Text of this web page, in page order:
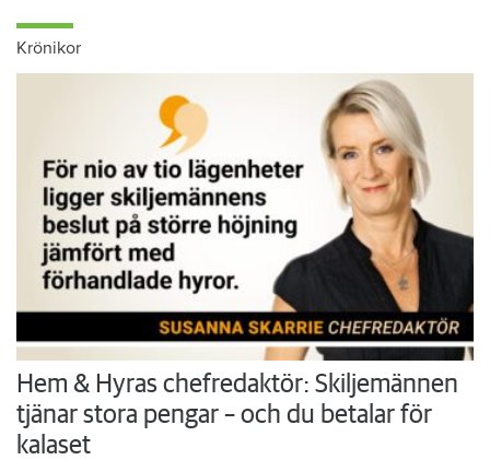
Krönikor
Hem & Hyras chefredaktör: Skiljemännen
tjänar stora pengar – och du betalar för
kalaset